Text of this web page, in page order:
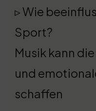
▹ Wie
Sport?
Musik kann
und
schaffen